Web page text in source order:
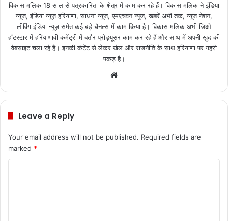
विकास मलिक 18 साल से पत्रकारिता के क्षेत्र में काम कर रहे हैं। विकास मलिक ने इंडिया
न्यूज, इंडिया न्यूज़ हरियाणा, साधना न्यूज, एमएचवन न्यूज, खबरें अभी तक, न्यूज नेशन,
लीविंग इंडिया न्यूज़ समेत कई बड़े चैनल्स में काम किया है। विकास मलिक अभी जिओ
हॉटस्टार में हरियाणावी कमेंट्री में बतौर प्रोड्यूसर काम कर रहे हैं और साथ में अपनी खुद की
वेबसाइट चला रहे है। इनकी कंटेंट से लेकर खेल और राजनीति के साथ हरियाणा पर गहरी
पकड़ है।
te
Leave a Reply
Your email address will not be published. Required fields are
marked *